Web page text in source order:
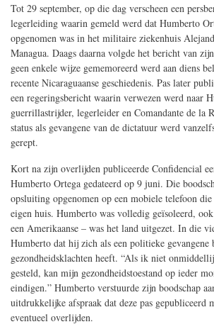
Tot 29 september, op die dag verscheen een
legerleiding waarin gemeld werd dat Humberto
opgenomen was in het militaire ziekenhuis
Managua. Daags daarna volgde het bericht van
geen enkele wijze gememoreerd werd aan diens
recente Nicaraguaanse geschiedenis. Pas later
een regeringsbericht waarin verwezen werd naar
guerrillastrijder, legerleider en Comandante de la
status als gevangene van de dictatuur werd
gerept.
Kort na zijn overlijden publiceerde Confidencial
Humberto Ortega gedateerd op 9 juni. Die
opsluiting opgenomen op een mobiele telefoon
eigen huis. Humberto was volledig geïsoleerd,
een Amerikaanse – was het land uitgezet. In die
Humberto dat hij zich als een politieke gevangene
gezondheidsklachten heeft. “Als ik niet
gesteld, kan mijn gezondheidstoestand op ieder
eindigen.” Humberto verstuurde zijn boodschap
uitdrukkelijke afspraak dat deze pas gepubliceerd
eventueel overlijden.